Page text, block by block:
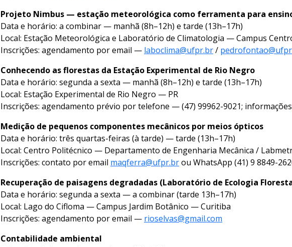
Projeto Nimbus — estação meteorológica como ferramenta para
Data e horário: a combinar — manhã (8h–12h) e tarde (13h–17h)
Local: Estação Meteorológica e Laboratório de Climatologia — Campus
Inscrições: agendamento por email — laboclima@ufpr.br/
Conhecendo as florestas da Estação Experimental de Rio Negro
Data e horário: segunda a sexta — manhã (8h–12h) e tarde (13h–17h)
Local: Estação Experimental de Rio Negro — PR
Inscrições: agendamento prévio por telefone — (47) 99962-9021;
Medição de pequenos componentes mecânicos por meios ópticos
Data e horário: três quartas-feiras (à tarde) — tarde (13h–17h)
Local: Centro Politécnico — Departamento de Engenharia Mecânica /
Inscrições: contato por email maqferra@ufpr.brou WhatsApp (41) 9 8849-
Recuperação de paisagens degradadas (Laboratório de Ecologia
Data e horário: segunda a sexta — a combinar (tarde 13h–17h)
Local: Lago do Cifloma — Campus Jardim Botânico — Curitiba
Inscrições: agendamento por email — rioselvas@gmail.com
Contabilidade ambiental